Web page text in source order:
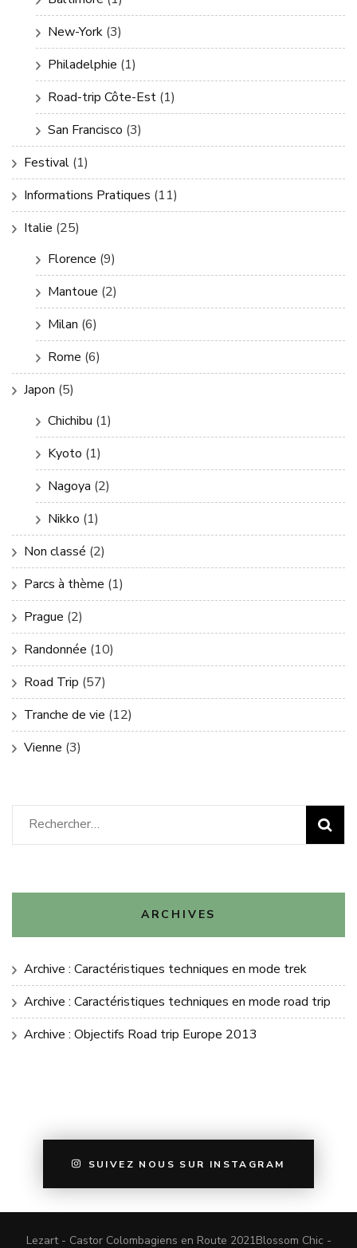
New-York (3)
Philadelphie (1)
Road-trip Côte-Est (1)
San Francisco (3)
Festival (1)
Informations Pratiques (11)
Italie (25)
Florence (9)
Mantoue (2)
Milan (6)
Rome (6)
Japon (5)
Chichibu (1)
Kyoto (1)
Nagoya (2)
Nikko (1)
Non classé (2)
Parcs à thème (1)
Prague (2)
Randonnée (10)
Road Trip (57)
Tranche de vie (12)
Vienne (3)
Rechercher :
ARCHIVES
Archive : Caractéristiques techniques en mode trek
Archive : Caractéristiques techniques en mode road trip
Archive : Objectifs Road trip Europe 2013
SUIVEZ NOUS SUR INSTAGRAM
Lezart - Castor Colombagiens en Route 2021Blossom Chic -